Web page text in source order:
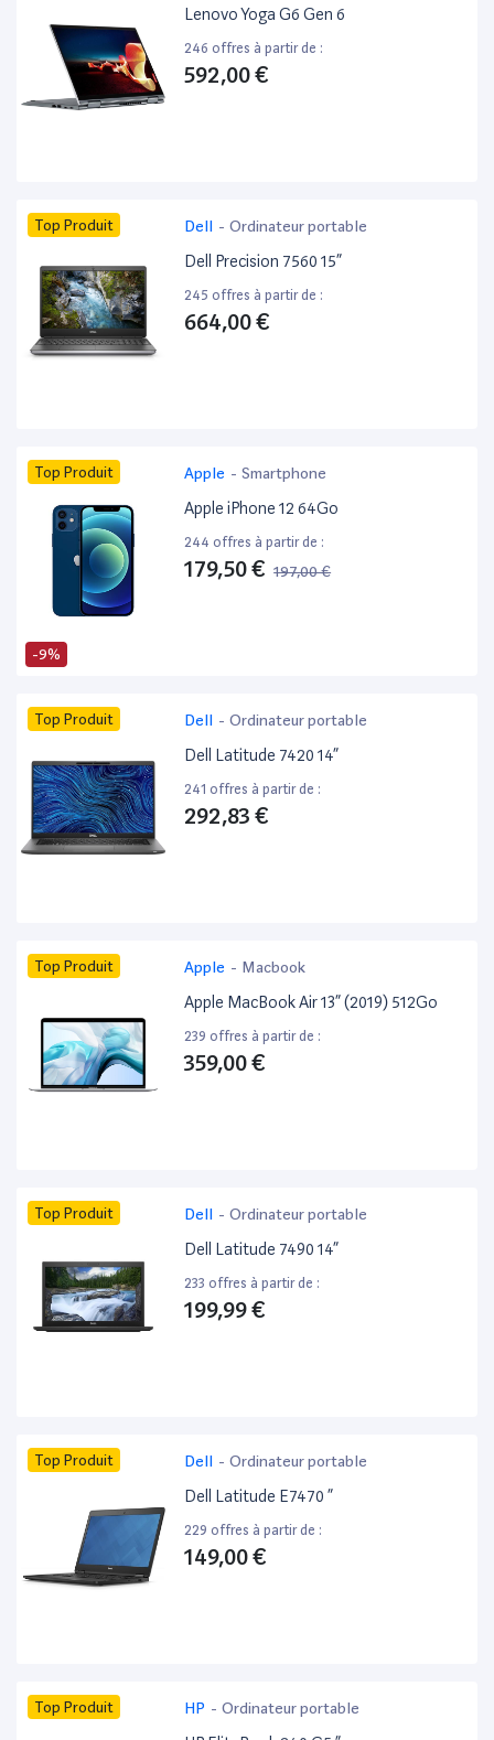
Lenovo Yoga G6 Gen 6
246 offres à partir de :
592,00 €
Top Produit Dell - Ordinateur portable
Dell Precision 7560 15”
245 offres à partir de :
664,00 €
-9%
Top Produit Apple - Smartphone
Apple iPhone 12 64Go
244 offres à partir de :
179,50 € 197,00 €
Top Produit Dell - Ordinateur portable
Dell Latitude 7420 14”
241 offres à partir de :
292,83 €
Top Produit Apple - Macbook
Apple MacBook Air 13” (2019) 512Go
239 offres à partir de :
359,00 €
Top Produit Dell - Ordinateur portable
Dell Latitude 7490 14”
233 offres à partir de :
199,99 €
Top Produit Dell - Ordinateur portable
Dell Latitude E7470 ”
229 offres à partir de :
149,00 €
Top Produit HP - Ordinateur portable